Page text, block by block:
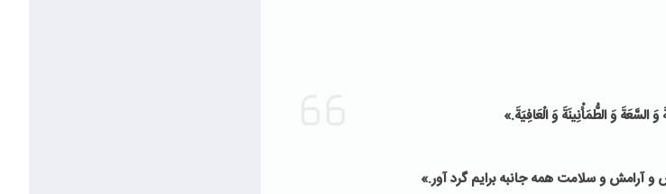
السَّعَةَ وَ الطُّمَأْنِينَةَ وَ الْعَافِيَةَ.»
آرامش و سلامت همه جانبه برایم گرد آور.»